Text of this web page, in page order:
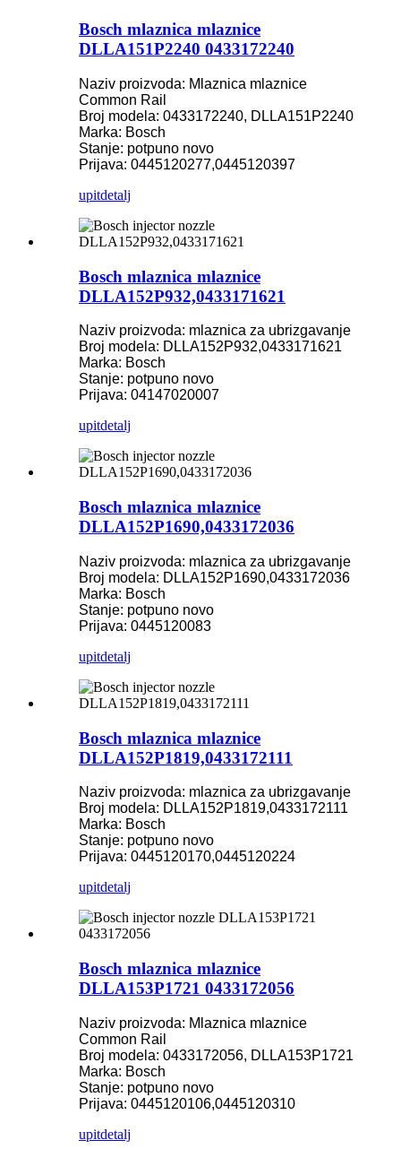
Bosch mlaznica mlaznice
DLLA151P2240 0433172240
Naziv proizvoda: Mlaznica mlaznice
Common Rail
Broj modela: 0433172240, DLLA151P2240
Marka: Bosch
Stanje: potpuno novo
Prijava: 0445120277,0445120397
upitdetalj
Bosch mlaznica mlaznice
DLLA152P932,0433171621
Naziv proizvoda: mlaznica za ubrizgavanje
Broj modela: DLLA152P932,0433171621
Marka: Bosch
Stanje: potpuno novo
Prijava: 04147020007
upitdetalj
Bosch mlaznica mlaznice
DLLA152P1690,0433172036
Naziv proizvoda: mlaznica za ubrizgavanje
Broj modela: DLLA152P1690,0433172036
Marka: Bosch
Stanje: potpuno novo
Prijava: 0445120083
upitdetalj
Bosch mlaznica mlaznice
DLLA152P1819,0433172111
Naziv proizvoda: mlaznica za ubrizgavanje
Broj modela: DLLA152P1819,0433172111
Marka: Bosch
Stanje: potpuno novo
Prijava: 0445120170,0445120224
upitdetalj
Bosch mlaznica mlaznice
DLLA153P1721 0433172056
Naziv proizvoda: Mlaznica mlaznice
Common Rail
Broj modela: 0433172056, DLLA153P1721
Marka: Bosch
Stanje: potpuno novo
Prijava: 0445120106,0445120310
upitdetalj